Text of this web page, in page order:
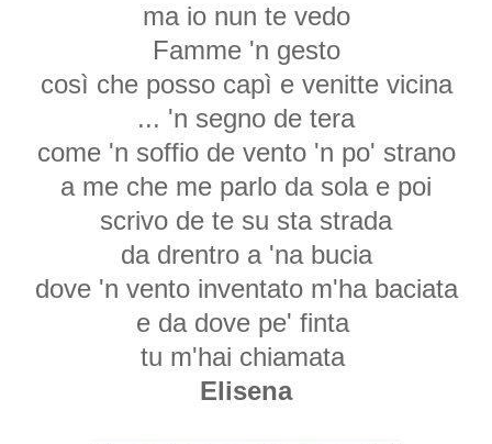
ma io nun te vedo
Famme 'n gesto
così che posso capì e venitte vicina
... 'n segno de tera
come 'n soffio de vento 'n po' strano
a me che me parlo da sola e poi
scrivo de te su sta strada
da drentro a 'na bucia
dove 'n vento inventato m'ha baciata
e da dove pe' finta
tu m'hai chiamata
Elisena